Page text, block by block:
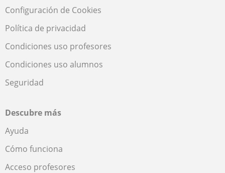
Configuración de Cookies
Política de privacidad
Condiciones uso profesores
Condiciones uso alumnos
Seguridad
Descubre más
Ayuda
Cómo funciona
Acceso profesores